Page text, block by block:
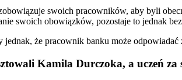
swoich pracowników, aby byli
swoich obowiązków, pozostaje to jednak
że pracownik banku może odpowiadać
Kamila Durczoka, a uczeń za